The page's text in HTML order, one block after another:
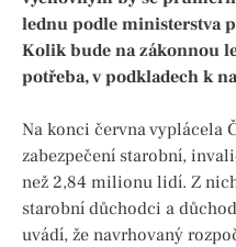
lednu podle ministerstva
Kolik bude na zákonnou
potřeba, v podkladech k
Na konci června vyplácela
zabezpečení starobní,
než 2,84 milionu lidí. Z
starobní důchodci a
uvádí, že navrhovaný